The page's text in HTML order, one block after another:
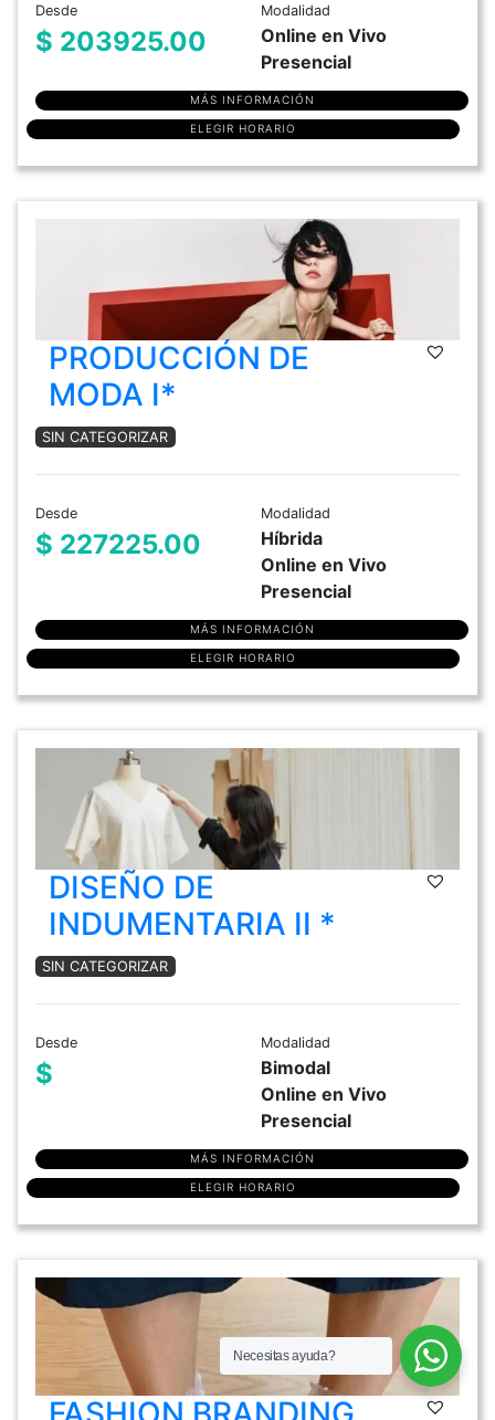
Desde
$ 203925.00
Modalidad
Online en Vivo
Presencial
MÁS INFORMACIÓN
ELEGIR HORARIO
PRODUCCIÓN DE
MODA I*
SIN CATEGORIZAR
Desde
$ 227225.00
Modalidad
Híbrida
Online en Vivo
Presencial
MÁS INFORMACIÓN
ELEGIR HORARIO
DISEÑO DE
INDUMENTARIA II *
SIN CATEGORIZAR
Desde
$
Modalidad
Bimodal
Online en Vivo
Presencial
MÁS INFORMACIÓN
ELEGIR HORARIO
Necesitas ayuda?